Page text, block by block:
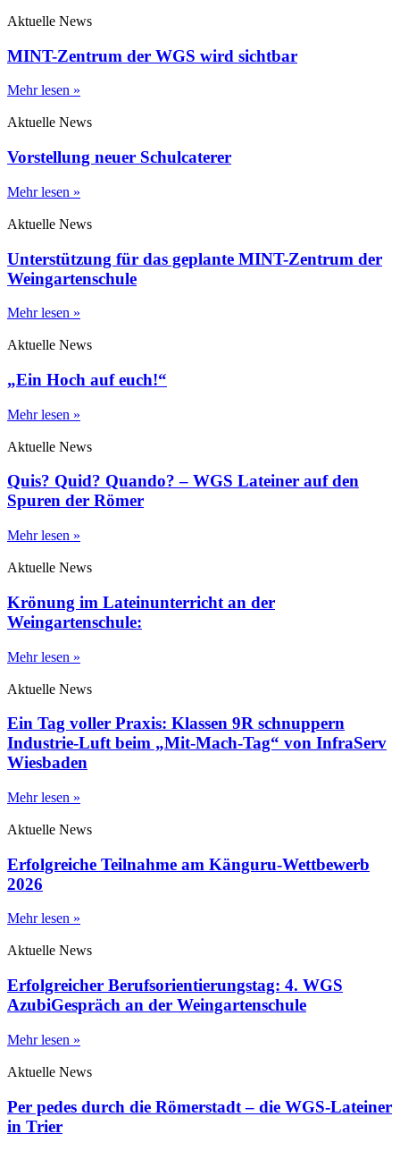
Aktuelle News
MINT-Zentrum der WGS wird sichtbar
Mehr lesen »
Aktuelle News
Vorstellung neuer Schulcaterer
Mehr lesen »
Aktuelle News
Unterstützung für das geplante MINT-Zentrum der
Weingartenschule
Mehr lesen »
Aktuelle News
„Ein Hoch auf euch!“
Mehr lesen »
Aktuelle News
Quis? Quid? Quando? – WGS Lateiner auf den
Spuren der Römer
Mehr lesen »
Aktuelle News
Krönung im Lateinunterricht an der
Weingartenschule:
Mehr lesen »
Aktuelle News
Ein Tag voller Praxis: Klassen 9R schnuppern
Industrie-Luft beim „Mit-Mach-Tag“ von InfraServ
Wiesbaden
Mehr lesen »
Aktuelle News
Erfolgreiche Teilnahme am Känguru-Wettbewerb
2026
Mehr lesen »
Aktuelle News
Erfolgreicher Berufsorientierungstag: 4. WGS
AzubiGespräch an der Weingartenschule
Mehr lesen »
Aktuelle News
Per pedes durch die Römerstadt – die WGS-Lateiner
in Trier